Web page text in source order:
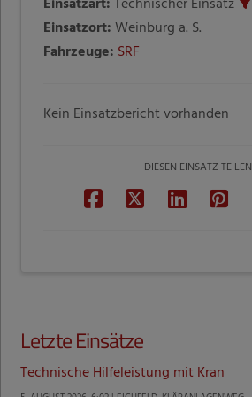
Einsatzort:Weinburg a. S.
Fahrzeuge: SRF
Kein Einsatzbericht vorhanden
DIESEN EINSATZ TEILEN
Letzte Einsätze
Technische Hilfeleistung mit Kran